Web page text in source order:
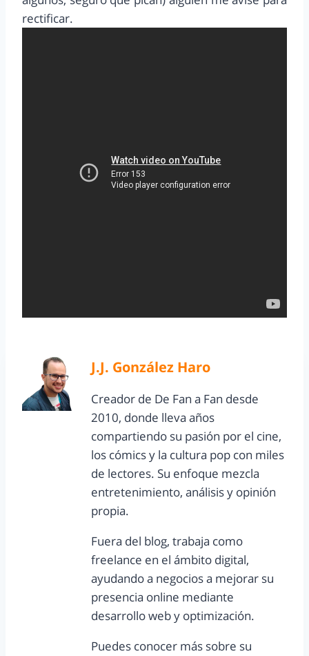
rectificar.
J.J. González Haro
Creador de De Fan a Fan desde
2010, donde lleva años
compartiendo su pasión por el cine,
los cómics y la cultura pop con miles
de lectores. Su enfoque mezcla
entretenimiento, análisis y opinión
propia.
Fuera del blog, trabaja como
freelance en el ámbito digital,
ayudando a negocios a mejorar su
presencia online mediante
desarrollo web y optimización.
Puedes conocer más sobre su